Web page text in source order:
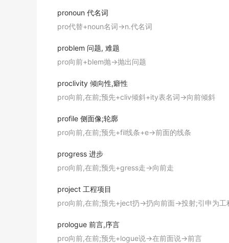
pronoun 代名词
pro代替+noun名词→n.代名词
problem 问题, 难题
pro向前+blem抛→抛出问题
proclivity 倾向性,癖性
pro向前,在前;预先+cliv倾斜+ity表名词→向前倾斜
profile 侧面像;轮廓
pro向前,在前;预先+fil线条+e→前面的线条
progress 进步
pro向前,在前;预先+gress走→向前走
project 工程项目
pro向前,在前;预先+ject扔→扔向前面→投射;引申为工
prologue 前言,序言
pro向前,在前;预先+logue说→在前面说→前言